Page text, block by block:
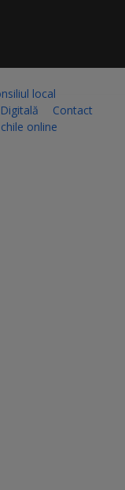
local
Contact
online